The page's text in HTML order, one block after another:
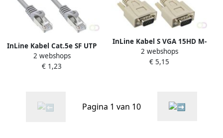
InLine Kabel Cat.5e SF UTP
1.5 meter grijs
2 webshops
€ 1,23
InLine Kabel S VGA 15HD M-
M 2 meter beige en grijs
2 webshops
€ 5,15
Pagina 1 van 10